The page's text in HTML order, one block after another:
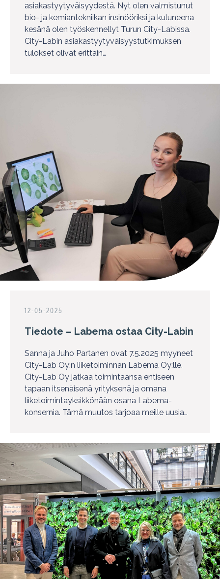
asiakastyytyväisyydestä. Nyt olen valmistunut
bio- ja kemiantekniikan insinööriksi ja kuluneena
kesänä olen työskennellyt Turun City-Labissa.
City-Labin asiakastyytyväisyystutkimuksen
tulokset olivat erittäin…
12-05-2025
Tiedote – Labema ostaa City-Labin
Sanna ja Juho Partanen ovat 7.5.2025 myyneet
City-Lab Oy:n liiketoiminnan Labema Oy:lle.
City-Lab Oy jatkaa toimintaansa entiseen
tapaan itsenäisenä yrityksenä ja omana
liiketoimintayksikkönään osana Labema-
konsernia. Tämä muutos tarjoaa meille uusia…